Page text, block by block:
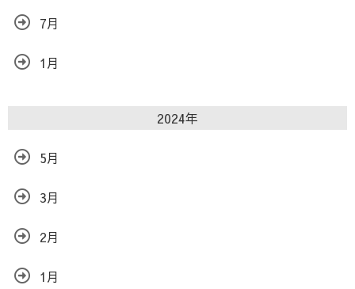
7月
1月
2024年
5月
3月
2月
1月